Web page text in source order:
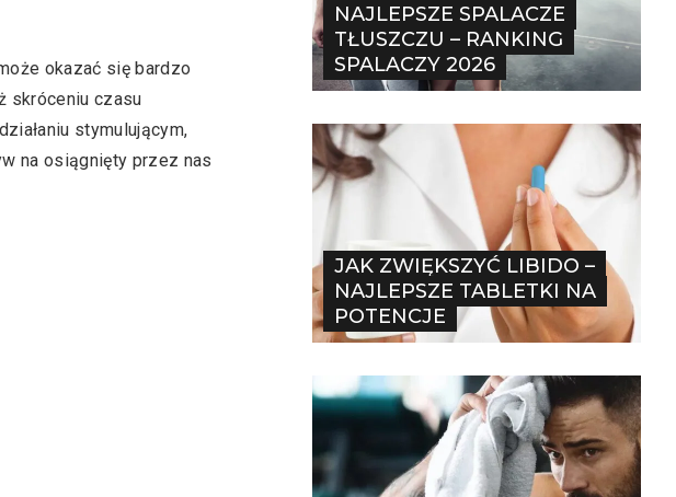
okazać się bardzo
skróceniu czasu
stymulującym,
na osiągnięty przez nas
NAJLEPSZE SPALACZE
TŁUSZCZU – RANKING
SPALACZY 2026
JAK ZWIĘKSZYĆ LIBIDO –
NAJLEPSZE TABLETKI NA
POTENCJE